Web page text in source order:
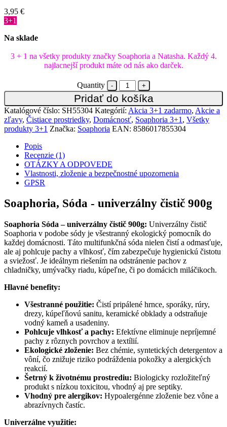
3,95 €
3+1
Na sklade
3 + 1 na všetky produkty značky Soaphoria a Natasha. Každý 4.
najlacnejší produkt máte od nás ako darček.
Quantity
Pridať do košíka
Katalógové číslo: SH55304 Kategórií: Akcia 3+1 zadarmo, Akcie a
zľavy, Čistiace prostriedky, Domácnosť, Soaphoria 3+1 , Všetky
produkty 3+1 Značka: Soaphoria EAN: 8586017855304
Popis
Recenzie (1)
OTÁZKY A ODPOVEDE
Vlastnosti, zloženie a bezpečnostné upozornenia
GPSR
Soaphoria, Sóda - univerzálny čistič 900g
Soaphoria Sóda – univerzálny čistič 900g: Univerzálny čistič
Soaphoria v podobe sódy je všestranný ekologický pomocník do
každej domácnosti. Táto multifunkčná sóda nielen čistí a odmasťuje,
ale aj pohlcuje pachy a vlhkosť, čím zabezpečuje hygienickú čistotu
a sviežosť. Je ideálnym riešením na odstránenie pachov z
chladničky, umývačky riadu, kúpeľne, či po domácich miláčikoch.
Hlavné benefity:
Všestranné použitie: Čistí pripálené hrnce, sporáky, rúry,
drezy, kúpeľňovú sanitu, keramické obklady a odstraňuje
vodný kameň a usadeniny.
Pohlcuje vlhkosť a pachy: Efektívne eliminuje nepríjemné
pachy z rôznych povrchov a textílií.
Ekologické zloženie: Bez chémie, syntetických detergentov a
vôní, čo znižuje riziko podráždenia pokožky a alergických
reakcií.
Šetrný k životnému prostrediu: Biologicky rozložiteľný
produkt s nízkou toxicitou, vhodný aj pre septiky.
Vhodný pre alergikov: Hypoalergénne zloženie bez vône a
abrazívnych častíc.
Univerzálne využitie: